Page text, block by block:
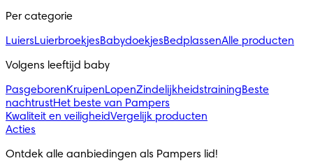
Per categorie
LuiersLuierbroekjesBabydoekjesBedplassenAlle producten
Volgens leeftijd baby
PasgeborenKruipenLopenZindelijkheidstrainingBeste
nachtrustHet beste van Pampers
Kwaliteit en veiligheidVergelijk producten
Acties
Ontdek alle aanbiedingen als Pampers lid!